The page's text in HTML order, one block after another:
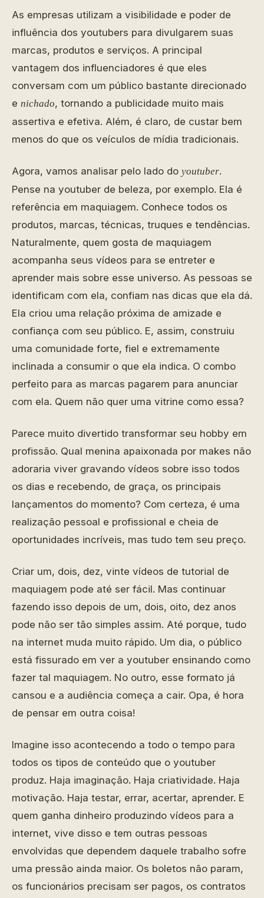
As empresas utilizam a visibilidade e poder de
influência dos youtubers para divulgarem suas
marcas, produtos e serviços. A principal
vantagem dos influenciadores é que eles
conversam com um público bastante direcionado
e nichado, tornando a publicidade muito mais
assertiva e efetiva. Além, é claro, de custar bem
menos do que os veículos de mídia tradicionais.
Agora, vamos analisar pelo lado do youtuber.
Pense na youtuber de beleza, por exemplo. Ela é
referência em maquiagem. Conhece todos os
produtos, marcas, técnicas, truques e tendências.
Naturalmente, quem gosta de maquiagem
acompanha seus vídeos para se entreter e
aprender mais sobre esse universo. As pessoas se
identificam com ela, confiam nas dicas que ela dá.
Ela criou uma relação próxima de amizade e
confiança com seu público. E, assim, construiu
uma comunidade forte, fiel e extremamente
inclinada a consumir o que ela indica. O combo
perfeito para as marcas pagarem para anunciar
com ela. Quem não quer uma vitrine como essa?
Parece muito divertido transformar seu hobby em
profissão. Qual menina apaixonada por makes não
adoraria viver gravando vídeos sobre isso todos
os dias e recebendo, de graça, os principais
lançamentos do momento? Com certeza, é uma
realização pessoal e profissional e cheia de
oportunidades incríveis, mas tudo tem seu preço.
Criar um, dois, dez, vinte vídeos de tutorial de
maquiagem pode até ser fácil. Mas continuar
fazendo isso depois de um, dois, oito, dez anos
pode não ser tão simples assim. Até porque, tudo
na internet muda muito rápido. Um dia, o público
está fissurado em ver a youtuber ensinando como
fazer tal maquiagem. No outro, esse formato já
cansou e a audiência começa a cair. Opa, é hora
de pensar em outra coisa!
Imagine isso acontecendo a todo o tempo para
todos os tipos de conteúdo que o youtuber
produz. Haja imaginação. Haja criatividade. Haja
motivação. Haja testar, errar, acertar, aprender. E
quem ganha dinheiro produzindo vídeos para a
internet, vive disso e tem outras pessoas
envolvidas que dependem daquele trabalho sofre
uma pressão ainda maior. Os boletos não param,
os funcionários precisam ser pagos, os contratos